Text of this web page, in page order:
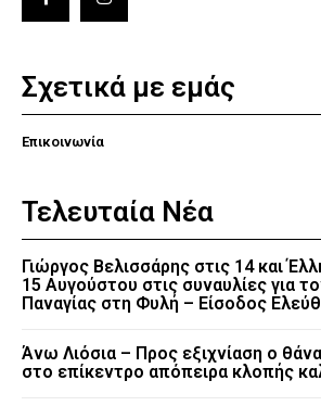
Σχετικά με εμάς
Επικοινωνία
Τελευταία Νέα
Γιώργος Βελισσάρης στις 14 και
15 Αυγούστου στις συναυλίες για
Παναγίας στη Φυλή – Είσοδος
Άνω Λιόσια – Προς εξιχνίαση ο
στο επίκεντρο απόπειρα κλοπής